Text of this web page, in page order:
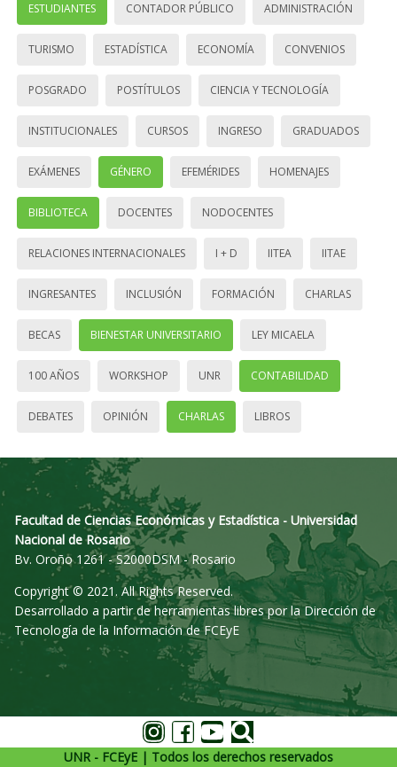
ESTUDIANTES CONTADOR PÚBLICO ADMINISTRACIÓN
TURISMO ESTADÍSTICA ECONOMÍA CONVENIOS
POSGRADO POSTÍTULOS CIENCIA Y TECNOLOGÍA
INSTITUCIONALES CURSOS INGRESO GRADUADOS
EXÁMENES GÉNERO EFEMÉRIDES HOMENAJES
BIBLIOTECA DOCENTES NODOCENTES
RELACIONES INTERNACIONALES I + D IITEA IITAE
INGRESANTES INCLUSIÓN FORMACIÓN CHARLAS
BECAS BIENESTAR UNIVERSITARIO LEY MICAELA
100 AÑOS WORKSHOP UNR CONTABILIDAD
DEBATES OPINIÓN CHARLAS LIBROS
Facultad de Ciencias Económicas y Estadística - Universidad
Nacional de Rosario
Bv. Oroño 1261 - S2000DSM - Rosario
Copyright © 2021. All Rights Reserved.
Desarrollado a partir de herramientas libres por la Dirección de
Tecnología de la Información de FCEyE
UNR - FCEyE | Todos los derechos reservados